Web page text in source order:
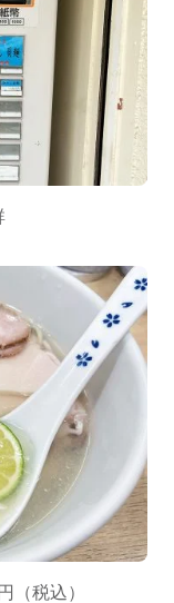
（税込）